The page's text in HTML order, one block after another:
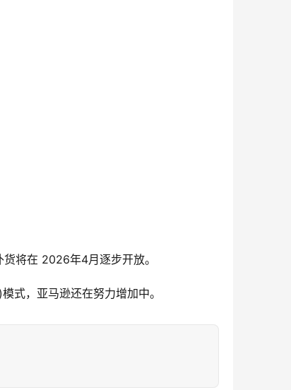
将在 2026年4月逐步开放。
式，亚马逊还在努力增加中。